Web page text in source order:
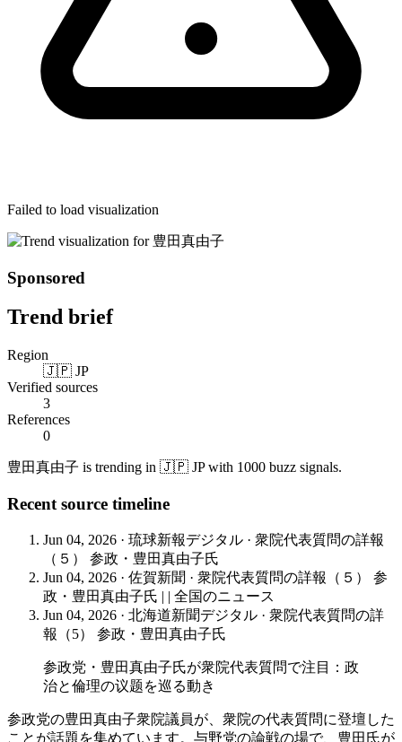
Failed to load visualization
Sponsored
Trend brief
Region
🇯🇵 JP
Verified sources
3
References
0
豊田真由子 is trending in 🇯🇵 JP with 1000 buzz signals.
Recent source timeline
Jun 04, 2026 · 琉球新報デジタル · 衆院代表質問の詳報
（５） 参政・豊田真由子氏
Jun 04, 2026 · 佐賀新聞 · 衆院代表質問の詳報（５） 参
政・豊田真由子氏 | | 全国のニュース
Jun 04, 2026 · 北海道新聞デジタル · 衆院代表質問の詳
報（5） 参政・豊田真由子氏
参政党・豊田真由子氏が衆院代表質問で注目：政
治と倫理の议题を巡る動き
参政党の豊田真由子衆院議員が、衆院の代表質問に登壇した
ことが話題を集めています。与野党の論戦の場で、豊田氏が